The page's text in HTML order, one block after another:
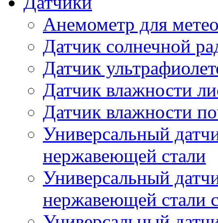
Анемометр для
Датчик солнечной
Датчик
Датчик влажности
Датчик влажности
Универсальный
нержавеющей стали
Универсальный
нержавеющей стали